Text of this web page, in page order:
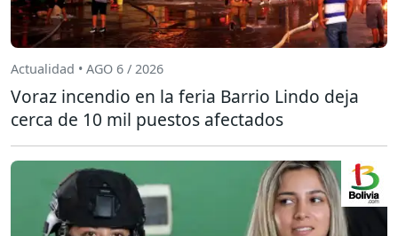
Actualidad • AGO 6 / 2026
Voraz incendio en la feria Barrio Lindo deja
cerca de 10 mil puestos afectados